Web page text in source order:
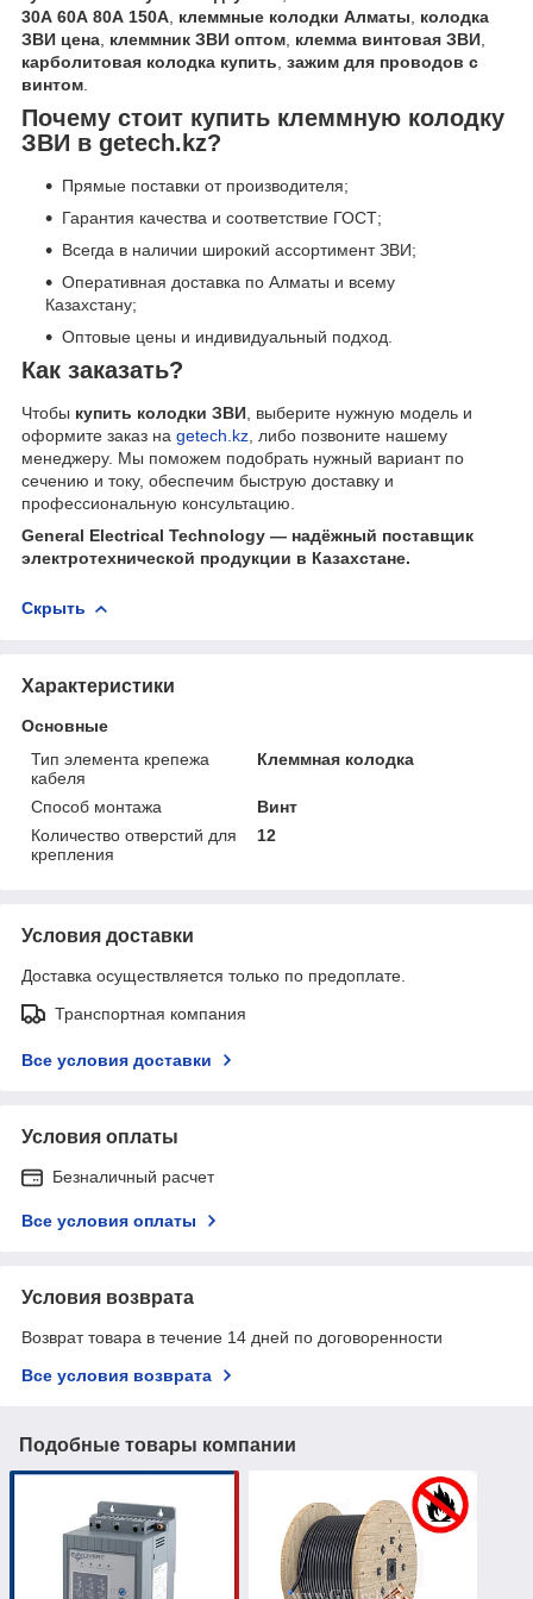
30А 60А 80А 150А, клеммные колодки Алматы, колодка
ЗВИ цена, клеммник ЗВИ оптом, клемма винтовая ЗВИ,
карболитовая колодка купить, зажим для проводов с
винтом.
Почему стоит купить клеммную колодку
ЗВИ в getech.kz?
Прямые поставки от производителя;
Гарантия качества и соответствие ГОСТ;
Всегда в наличии широкий ассортимент ЗВИ;
Оперативная доставка по Алматы и всему
Казахстану;
Оптовые цены и индивидуальный подход.
Как заказать?
Чтобы купить колодки ЗВИ , выберите нужную модель и
оформите заказ на getech.kz , либо позвоните нашему
менеджеру. Мы поможем подобрать нужный вариант по
сечению и току, обеспечим быструю доставку и
профессиональную консультацию.
General Electrical Technology — надёжный поставщик
электротехнической продукции в Казахстане.
Скрыть
Характеристики
Основные
Тип элемента крепежа
кабеля
Клеммная колодка
Способ монтажа
Винт
Количество отверстий для
крепления
12
Условия доставки
Доставка осуществляется только по предоплате.
Транспортная компания
Все условия доставки
Условия оплаты
Безналичный расчет
Все условия оплаты
Условия возврата
Возврат товара в течение 14 дней по договоренности
Все условия возврата
Подобные товары компании